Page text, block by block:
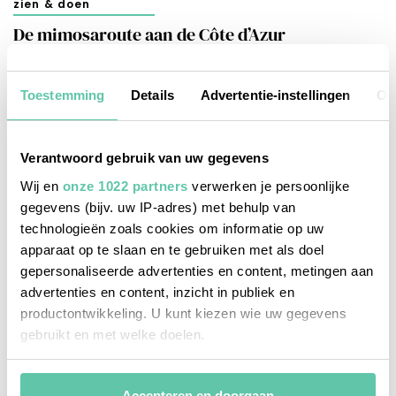
Toestemming Details Advertentie-instellingen
Verantwoord gebruik van uw gegevens
Wij en onze 1022 partners verwerken je persoonlijke
gegevens (bijv. uw IP-adres) met behulp van
technologieën zoals cookies om informatie op uw
apparaat op te slaan en te gebruiken met als doel
gepersonaliseerde advertenties en content, metingen aan
advertenties en content, inzicht in publiek en
productontwikkeling. U kunt kiezen wie uw gegevens
gebruikt en met welke doelen.
Als u het toestaat, willen we ook graag:
zien & doen
De mimosaroute aan de Côte d’Azur